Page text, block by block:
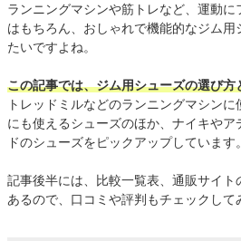
ランニングマシンや筋トレなど、運動
はもちろん、おしゃれで機能的なジム用
たいですよね。
この記事では、ジム用シューズの選び
トレッドミルなどのランニングマシン
にも使えるシューズのほか、ナイキや
ドのシューズをピックアップしています。
記事後半には、比較一覧表、通販サイト
あるので、口コミや評判もチェックして